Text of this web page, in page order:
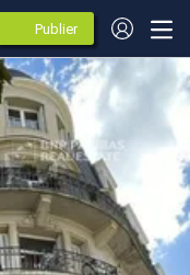
Publier
des
annonces